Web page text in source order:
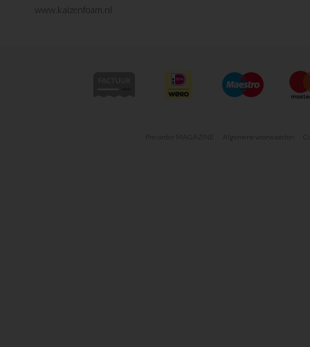
www.kaizenfoam.nl
Pre-order MAGAZINE Algemene voorwaarden